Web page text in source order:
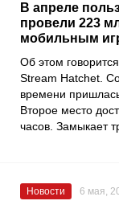
В апреле
провели 223
мобильным
Об этом
Stream Hatchet.
времени
Второе место
часов. Замыкает
Новости 6 мая,